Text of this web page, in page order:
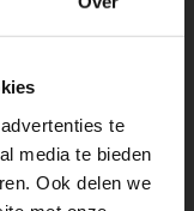
te
media te bieden
Ook delen we
naar
het: